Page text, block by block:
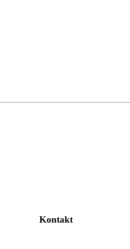
Kontakt